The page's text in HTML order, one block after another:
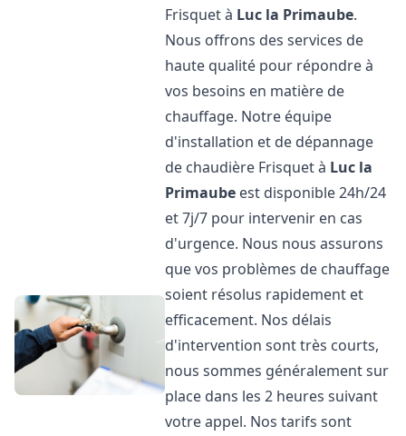
Frisquet à Luc la Primaube.
Nous offrons des services de
haute qualité pour répondre à
vos besoins en matière de
chauffage. Notre équipe
d'installation et de dépannage
de chaudière Frisquet à Luc la
Primaube est disponible 24h/24
et 7j/7 pour intervenir en cas
d'urgence. Nous nous assurons
que vos problèmes de chauffage
soient résolus rapidement et
efficacement. Nos délais
d'intervention sont très courts,
nous sommes généralement sur
place dans les 2 heures suivant
votre appel. Nos tarifs sont